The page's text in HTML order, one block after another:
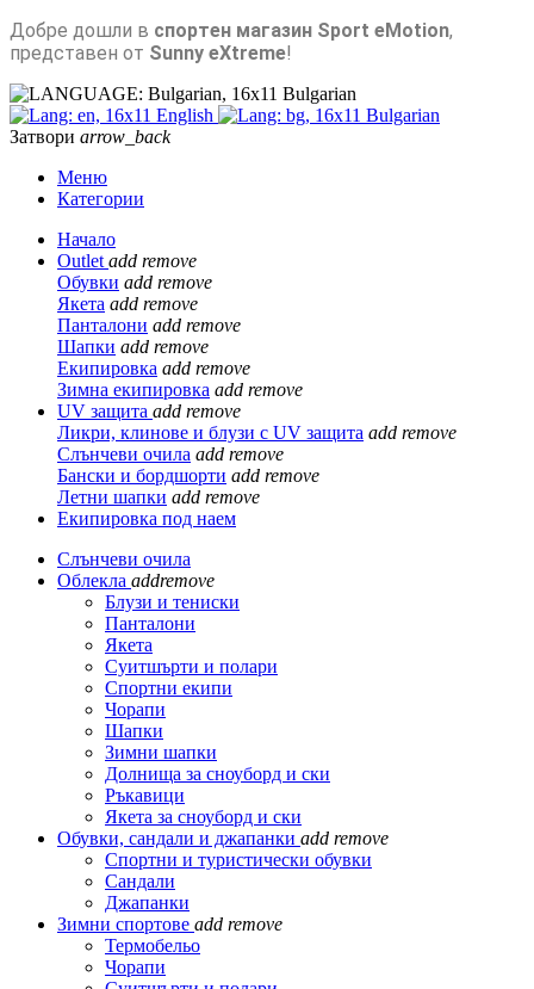
Добре дошли в спортен магазин Sport eMotion,
представен от Sunny eXtreme!
Bulgarian
English
Bulgarian
Затвори arrow_back
Меню
Категории
Начало
Outlet add remove
Обувки add remove
Якета add remove
Панталони add remove
Шапки add remove
Екипировка add remove
Зимна екипировка add remove
UV защита add remove
Ликри, клинове и блузи с UV защита add remove
Слънчеви очила add remove
Бански и бордшорти add remove
Летни шапки add remove
Екипировка под наем
Слънчеви очила
Облекла addremove
Блузи и тениски
Панталони
Якета
Суитшърти и полари
Спортни екипи
Чорапи
Шапки
Зимни шапки
Долнища за сноуборд и ски
Ръкавици
Якета за сноуборд и ски
Обувки, сандали и джапанки add remove
Спортни и туристически обувки
Сандали
Джапанки
Зимни спортове add remove
Термобельо
Чорапи